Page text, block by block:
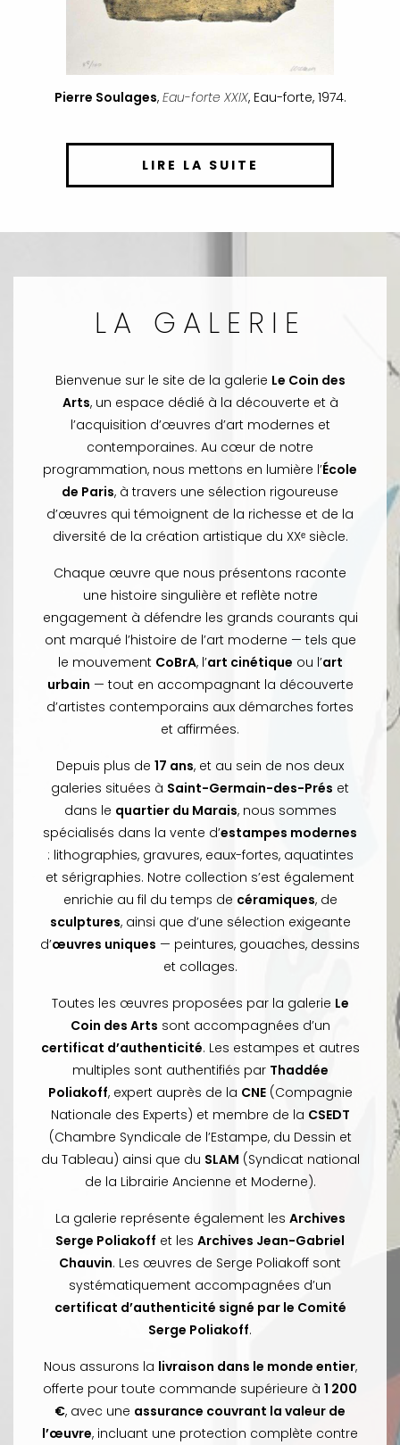
Pierre Soulages, Eau-forte XXIX, Eau-forte, 1974.
LIRE LA SUITE
LA GALERIE
Bienvenue sur le site de la galerie Le Coin des
Arts, un espace dédié à la découverte et à
l’acquisition d’œuvres d’art modernes et
contemporaines. Au cœur de notre
programmation, nous mettons en lumière l’École
de Paris, à travers une sélection rigoureuse
d’œuvres qui témoignent de la richesse et de la
diversité de la création artistique du XXᵉ siècle.
Chaque œuvre que nous présentons raconte
une histoire singulière et reflète notre
engagement à défendre les grands courants qui
ont marqué l’histoire de l’art moderne — tels que
le mouvement CoBrA, l’art cinétique ou l’art
urbain — tout en accompagnant la découverte
d’artistes contemporains aux démarches fortes
et affirmées.
Depuis plus de 17 ans, et au sein de nos deux
galeries situées à Saint-Germain-des-Prés et
dans le quartier du Marais, nous sommes
spécialisés dans la vente d’estampes modernes
: lithographies, gravures, eaux-fortes, aquatintes
et sérigraphies. Notre collection s’est également
enrichie au fil du temps de céramiques, de
sculptures, ainsi que d’une sélection exigeante
d’œuvres uniques — peintures, gouaches, dessins
et collages.
Toutes les œuvres proposées par la galerie Le
Coin des Arts sont accompagnées d’un
certificat d’authenticité. Les estampes et autres
multiples sont authentifiés par Thaddée
Poliakoff, expert auprès de la CNE(Compagnie
Nationale des Experts) et membre de la CSEDT
(Chambre Syndicale de l’Estampe, du Dessin et
du Tableau) ainsi que du SLAM (Syndicat national
de la Librairie Ancienne et Moderne).
La galerie représente également les Archives
Serge Poliakoff et les Archives Jean-Gabriel
Chauvin. Les œuvres de Serge Poliakoff sont
systématiquement accompagnées d’un
certificat d’authenticité signé par le Comité
Serge Poliakoff.
Nous assurons la livraison dans le monde entier,
offerte pour toute commande supérieure à 1 200
€, avec une assurance couvrant la valeur de
l’œuvre, incluant une protection complète contre